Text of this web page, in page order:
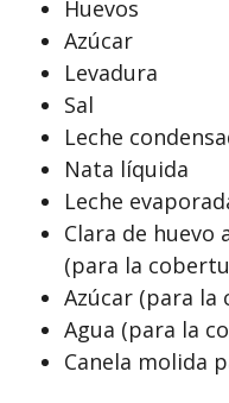
Huevos
Azúcar
Levadura
Sal
Leche
Nata líquida
Leche
Clara de
(para la
Azúcar (para la
Agua (para la
Canela molida